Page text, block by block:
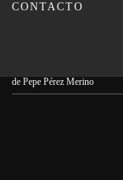
CONTACTO
de Pepe Pérez Merino